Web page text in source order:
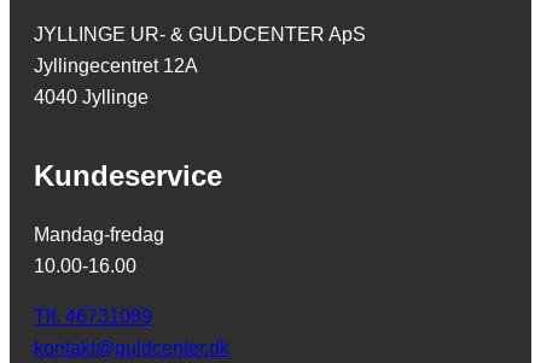
JYLLINGE UR- & GULDCENTER ApS
Jyllingecentret 12A
4040 Jyllinge
Kundeservice
Mandag-fredag
10.00-16.00
Tlf. 46731089
kontakt@guldcenter.dk